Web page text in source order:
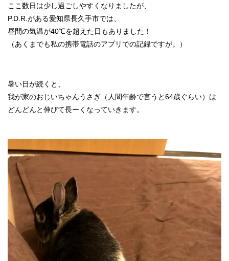
ここ数日は少し過ごしやすくなりましたが、
P.D.R.がある愛知県長久手市では、
昼間の気温が40℃を超えた日もありました！
（あくまでも私の携帯電話のアプリでの記録ですが。）
暑い日が続くと、
我が家のおじいちゃんうさぎ（人間年齢で言うと64歳ぐらい）は
どんどんと伸びて長ーくなっていきます。